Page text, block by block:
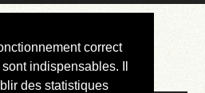
correct
indispensables. Il
des statistiques
»